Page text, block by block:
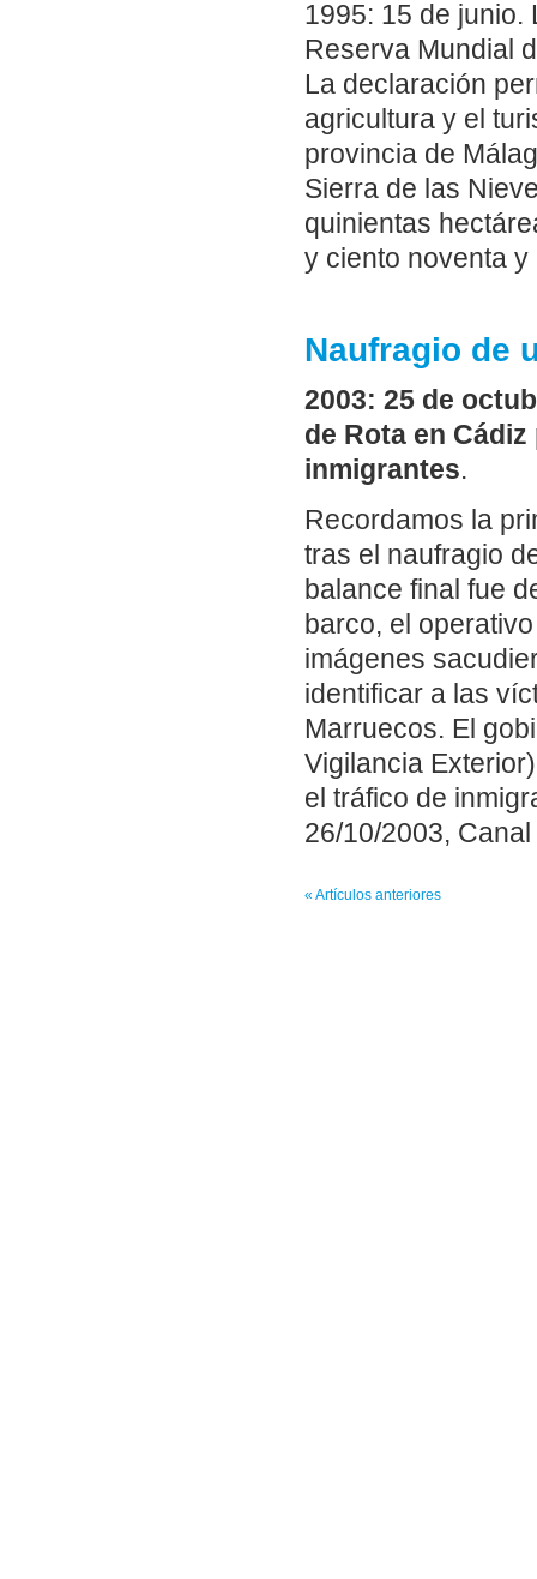
1995: 15 de junio.
Reserva Mundial
La declaración
agricultura y el
provincia de
Sierra de las
quinientas
y ciento noventa
Naufragio de
2003: 25 de
de Rota en
inmigrantes.
Recordamos la
tras el naufragio
balance final fue
barco, el
imágenes
identificar a las
Marruecos. El
Vigilancia
el tráfico de
26/10/2003,
« Artículos anteriores